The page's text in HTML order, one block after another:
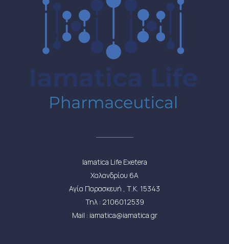
Iamatica Life Exetera
Χαλανδρίου 6Α
Αγία Παρασκευή , Τ.Κ. 15343
Τηλ : 2106012539
Mail : iamatica@iamatica.gr